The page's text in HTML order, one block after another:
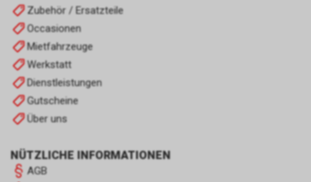
Zubehör / Ersatzteile
Occasionen
Mietfahrzeuge
Werkstatt
Dienstleistungen
Gutscheine
Über uns
NÜTZLICHE INFORMATIONEN
AGB